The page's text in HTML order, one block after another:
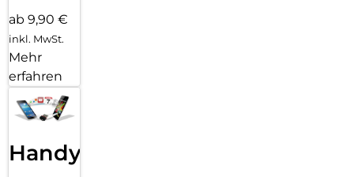
ab 9,90 €
inkl. MwSt.
Mehr
erfahren
Handy